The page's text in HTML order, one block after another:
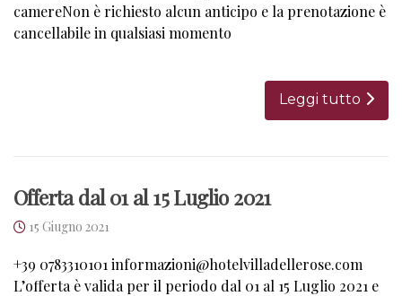
camereNon è richiesto alcun anticipo e la prenotazione è
cancellabile in qualsiasi momento
Leggi tutto
Offerta dal 01 al 15 Luglio 2021
15 Giugno 2021
+39 0783310101 informazioni@hotelvilladellerose.com
L’offerta è valida per il periodo dal 01 al 15 Luglio 2021 e